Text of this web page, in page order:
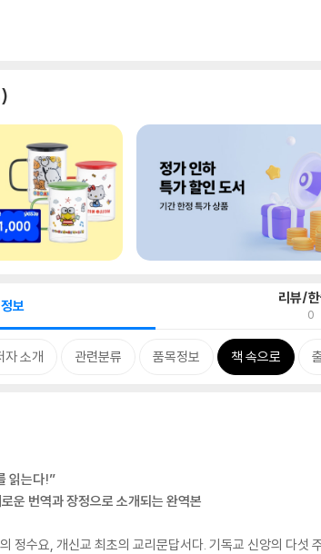
보 리뷰/
0
자 소개 관련분류 품목정보 책 속으로
읽는다!”
운 번역과 장정으로 소개되는 완역본
의 정수요, 개신교 최초의 교리문답서다. 기독교 신앙의 다